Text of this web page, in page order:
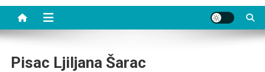
Pisac Ljiljana Šarac